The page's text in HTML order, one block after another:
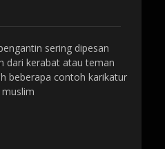
sering dipesan
dari kerabat atau teman
beberapa contoh karikatur